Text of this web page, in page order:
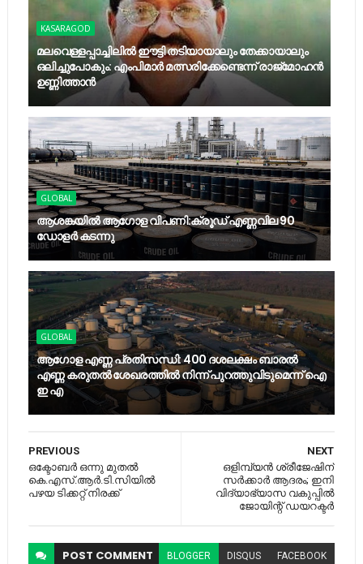
KASARAGOD
മലവെള്ളപ്പാച്ചിലില്‍ ഈട്ടി തടിയായാലും തേക്കായാലും
ഒലിച്ചുപോകും: എംപിമാര്‍ മത്സരിക്കേണ്ടെന്ന് രാജ്‌മോഹന്‍
ഉണ്ണിത്താന്‍
GLOBAL
ആശങ്കയിൽ ആഗോള വിപണി:ക്രൂഡ് എണ്ണവില 90
ഡോളർ കടന്നു
GLOBAL
ആഗോള എണ്ണ പ്രതിസന്ധി: 400 ദശലക്ഷം ബാരൽ
എണ്ണ കരുതൽ ശേഖരത്തിൽ നിന്ന് പുറത്തുവിടുമെന്ന് ഐ
ഇ എ
NEXT
ഒളിമ്പ്യന്‍ ശ്രീജേഷിന്
സര്‍ക്കാര്‍ ആദരം; ഇനി
വിദ്യാഭ്യാസ വകുപ്പില്‍
ജോയിന്റ് ഡയറക്ടര്‍
PREVIOUS
ഒക്ടോബർ ഒന്നു മുതൽ
കെ.എസ്.ആർ.ടി.സിയിൽ
പഴയ ടിക്കറ്റ് നിരക്ക്
POST COMMENT BLOGGER DISQUS FACEBOOK